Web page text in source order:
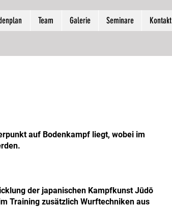
Team Galerie Seminare Kontakt
auf Bodenkampf liegt, wobei im
der japanischen Kampfkunst Jūdō
Training zusätzlich Wurftechniken aus